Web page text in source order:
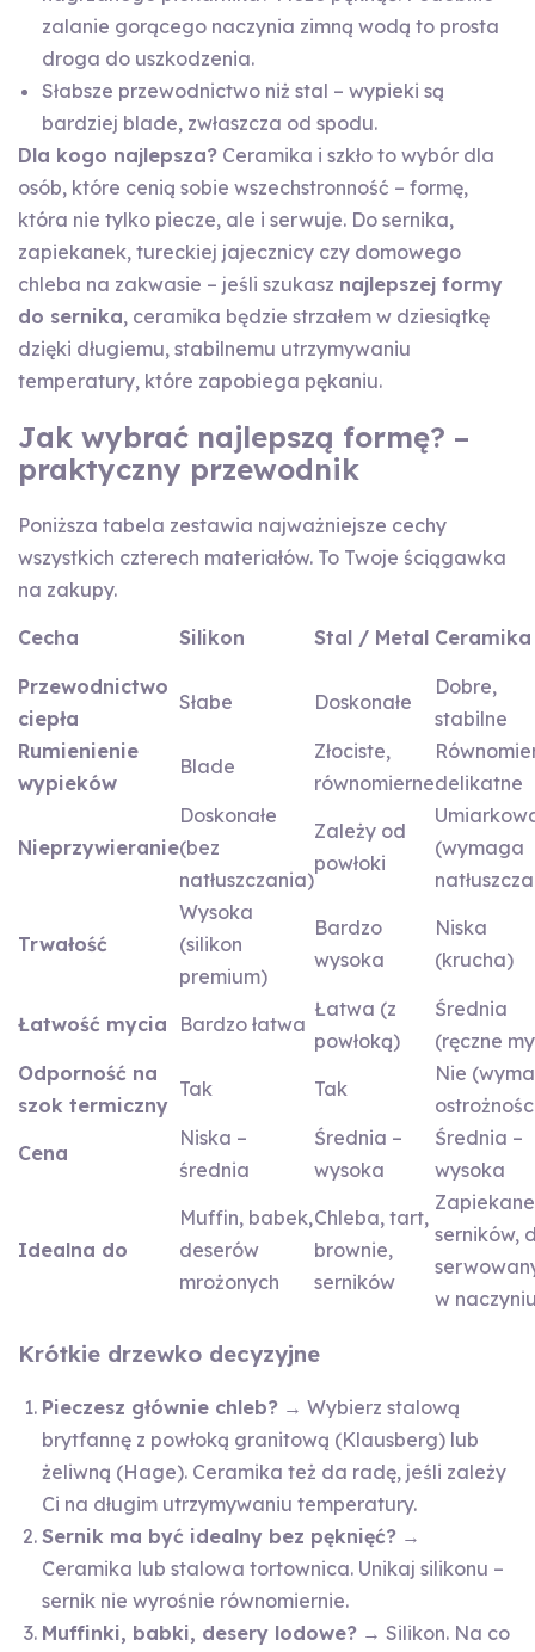
zalanie gorącego naczynia zimną wodą to prosta
droga do uszkodzenia.
Słabsze przewodnictwo niż stal – wypieki są
bardziej blade, zwłaszcza od spodu.
Dla kogo najlepsza? Ceramika i szkło to wybór dla
osób, które cenią sobie wszechstronność – formę,
która nie tylko piecze, ale i serwuje. Do sernika,
zapiekanek, tureckiej jajecznicy czy domowego
chleba na zakwasie – jeśli szukasz najlepszej formy
do sernika, ceramika będzie strzałem w dziesiątkę
dzięki długiemu, stabilnemu utrzymywaniu
temperatury, które zapobiega pękaniu.
Jak wybrać najlepszą formę? –
praktyczny przewodnik
Poniższa tabela zestawia najważniejsze cechy
wszystkich czterech materiałów. To Twoje ściągawka
na zakupy.
Cecha
Silikon Stal / Metal Ceramika
Przewodnictwo
ciepła
Słabe Doskonałe
Dobre,
stabilne
Rumienienie
wypieków
Blade
Złociste,
równomiernedelikatne
Nieprzywieranie
Doskonałe
(bez
natłuszczania)
Zależy od
powłoki
(wymaga
Trwałość
Wysoka
(silikon
premium)
Bardzo
wysoka
Niska
(krucha)
Łatwość mycia Bardzo łatwa
Łatwa (z
powłoką)
Średnia
(ręczne
Odporność na
szok termiczny
Tak Tak
Nie
Cena
Niska –
średnia
Średnia –
wysoka
Średnia –
wysoka
Idealna do
Muffin, babek,
deserów
mrożonych
Chleba, tart,
brownie,
serników
serników,
w
Krótkie drzewko decyzyjne
Pieczesz głównie chleb? → Wybierz stalową
brytfannę z powłoką granitową (Klausberg) lub
żeliwną (Hage). Ceramika też da radę, jeśli zależy
Ci na długim utrzymywaniu temperatury.
Sernik ma być idealny bez pęknięć? →
Ceramika lub stalowa tortownica. Unikaj silikonu –
sernik nie wyrośnie równomiernie.
Muffinki, babki, desery lodowe? → Silikon. Na co